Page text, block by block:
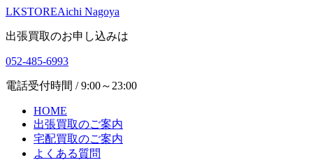
LKSTOREAichi Nagoya
出張買取のお申し込みは
052-485-6993
電話受付時間 / 9:00～23:00
HOME
出張買取のご案内
宅配買取のご案内
よくある質問